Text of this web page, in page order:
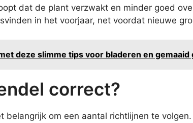
dat de plant verzwakt en minder goed
in het voorjaar, net voordat nieuwe
deze slimme tips voor bladeren en gemaaid
correct?
belangrijk om een aantal richtlijnen te